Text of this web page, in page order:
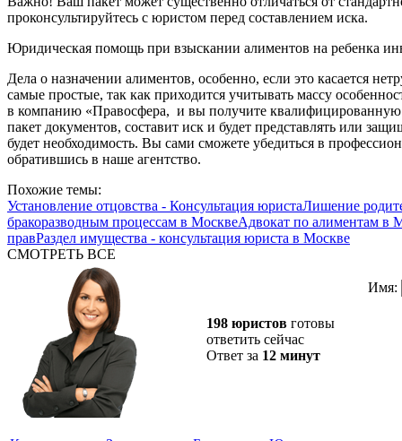
проконсультируйтесь с юристом перед составлением иска.
Юридическая помощь при взыскании алиментов на ребенка
Дела о назначении алиментов, особенно, если это касается
самые простые, так как приходится учитывать массу
в компанию «Правосфера, и вы получите
пакет документов, составит иск и будет представлять или
будет необходимость. Вы сами сможете убедиться в
обратившись в наше агентство.
Похожие темы:
Установление отцовства - Консультация юристаЛишение
бракоразводным процессам в МосквеАдвокат по алиментам в
правРаздел имущества - консультация юриста в Москве
СМОТРЕТЬ ВСЕ
198 юристов готовы
ответить сейчас
Ответ за 12 минут
Имя: